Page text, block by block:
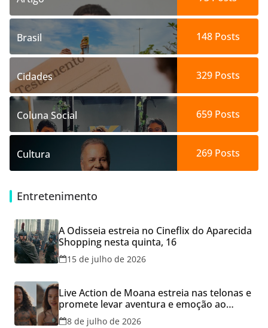
Brasil 148Posts
Cidades 329Posts
Coluna Social 659Posts
Cultura 269Posts
Entretenimento
A Odisseia estreia no Cineflix do Aparecida
Shopping nesta quinta, 16
15 de julho de 2026
Live Action de Moana estreia nas telonas e
promete levar aventura e emoção ao
Cineflix do Aparecida Shopping
8 de julho de 2026